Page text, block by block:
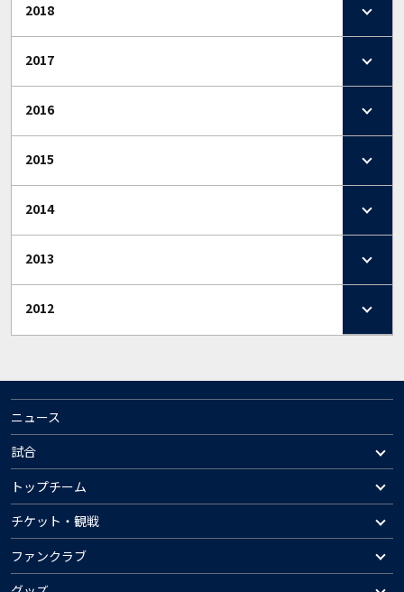
2018
2017
2016
2015
2014
2013
2012
ニュース
試合
トップチーム
チケット・観戦
ファンクラブ